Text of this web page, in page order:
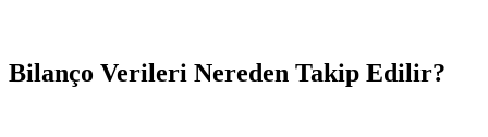
Bilanço Verileri Nereden Takip Edilir?